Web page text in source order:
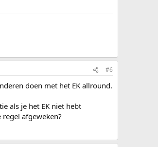
#6
doen met het EK allround.
als je het EK niet hebt
afgeweken?